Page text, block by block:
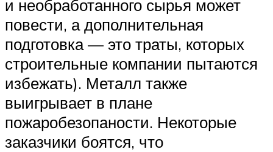
и необработанного сырья может
повести, а дополнительная
подготовка — это траты, которых
строительные компании пытаются
избежать). Металл также
выигрывает в плане
пожаробезопаности. Некоторые
заказчики боятся, что